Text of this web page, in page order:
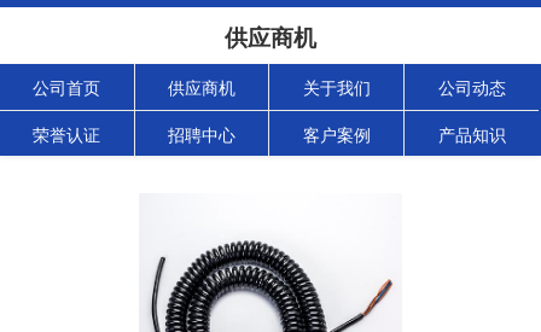
供应商机
公司首页 供应商机 关于我们 公司动态
荣誉认证 招聘中心 客户案例 产品知识